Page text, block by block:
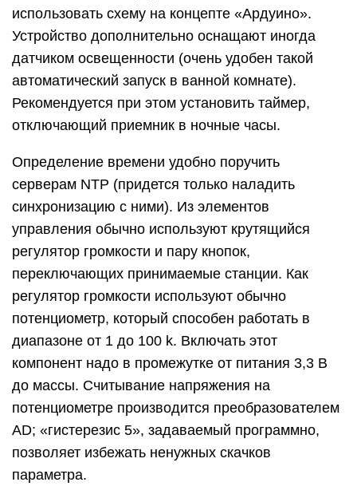
использовать схему на концепте «Ардуино».
Устройство дополнительно оснащают иногда
датчиком освещенности (очень удобен такой
автоматический запуск в ванной комнате).
Рекомендуется при этом установить таймер,
отключающий приемник в ночные часы.
Определение времени удобно поручить
серверам NTP (придется только наладить
синхронизацию с ними). Из элементов
управления обычно используют крутящийся
регулятор громкости и пару кнопок,
переключающих принимаемые станции. Как
регулятор громкости используют обычно
потенциометр, который способен работать в
диапазоне от 1 до 100 k. Включать этот
компонент надо в промежутке от питания 3,3 В
до массы. Считывание напряжения на
потенциометре производится преобразователем
AD; «гистерезис 5», задаваемый программно,
позволяет избежать ненужных скачков
параметра.